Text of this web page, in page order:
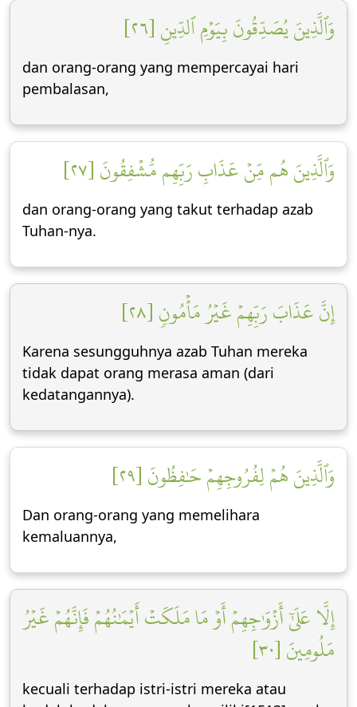
وَٱلَّذِينَ يُصَدِّقُونَ بِيَوۡمِ ٱلدِّينِ [٢٦]
dan orang-orang yang mempercayai hari
pembalasan,
وَٱلَّذِينَ هُم مِّنۡ عَذَابِ رَبِّهِم مُّشۡفِقُونَ [٢٧]
dan orang-orang yang takut terhadap azab
Tuhan-nya.
إِنَّ عَذَابَ رَبِّهِمۡ غَيۡرُ مَأۡمُونٖ [٢٨]
Karena sesungguhnya azab Tuhan mereka
tidak dapat orang merasa aman (dari
kedatangannya).
وَٱلَّذِينَ هُمۡ لِفُرُوجِهِمۡ حَٰفِظُونَ [٢٩]
Dan orang-orang yang memelihara
kemaluannya,
إِلَّا عَلَىٰٓ أَزۡوَٰجِهِمۡ أَوۡ مَا مَلَكَتۡ أَيۡمَٰنُهُمۡ فَإِنَّهُمۡ غَيۡرُ
مَلُومِينَ [٣٠]
kecuali terhadap istri-istri mereka atau